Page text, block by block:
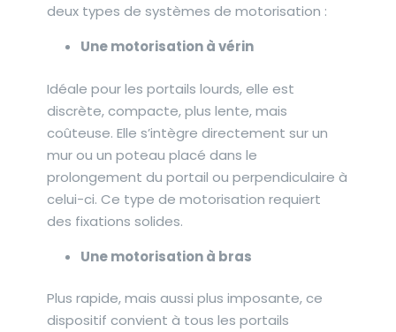
deux types de systèmes de motorisation :
Une motorisation à vérin
Idéale pour les portails lourds, elle est
discrète, compacte, plus lente, mais
coûteuse. Elle s’intègre directement sur un
mur ou un poteau placé dans le
prolongement du portail ou perpendiculaire à
celui-ci. Ce type de motorisation requiert
des fixations solides.
Une motorisation à bras
Plus rapide, mais aussi plus imposante, ce
dispositif convient à tous les portails